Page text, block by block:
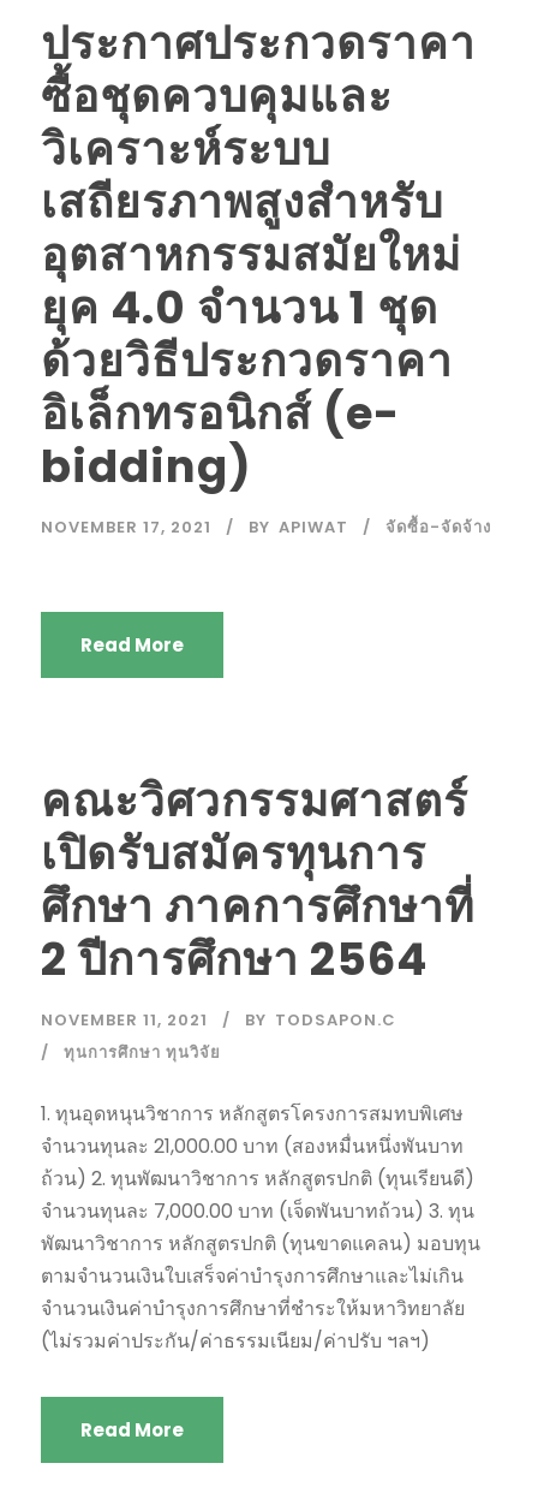
ประกาศประกวดราคา
ซื้อชุดควบคุมและ
วิเคราะห์ระบบ
เสถียรภาพสูงสำหรับ
อุตสาหกรรมสมัยใหม่
ยุค 4.0 จำนวน 1 ชุด
ด้วยวิธีประกวดราคา
อิเล็กทรอนิกส์ (e-
bidding)
NOVEMBER 17, 2021 BY APIWAT จัดซื้อ-จัดจ้าง
Read More
คณะวิศวกรรมศาสตร์
เปิดรับสมัครทุนการ
ศึกษา ภาคการศึกษาที่
2 ปีการศึกษา 2564
NOVEMBER 11, 2021 BY TODSAPON.C
ทุนการศึกษา ทุนวิจัย
1. ทุนอุดหนุนวิชาการ หลักสูตรโครงการสมทบพิเศษ
จำนวนทุนละ 21,000.00 บาท (สองหมื่นหนึ่งพันบาท
ถ้วน) 2. ทุนพัฒนาวิชาการ หลักสูตรปกติ (ทุนเรียนดี)
จำนวนทุนละ 7,000.00 บาท (เจ็ดพันบาทถ้วน) 3. ทุน
พัฒนาวิชาการ หลักสูตรปกติ (ทุนขาดแคลน) มอบทุน
ตามจำนวนเงินใบเสร็จค่าบำรุงการศึกษาและไม่เกิน
จำนวนเงินค่าบำรุงการศึกษาที่ชำระให้มหาวิทยาลัย
(ไม่รวมค่าประกัน/ค่าธรรมเนียม/ค่าปรับ ฯลฯ)
Read More